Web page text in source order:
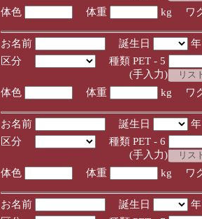
体色
体重 kg ワ
お名前 誕生日
区分
種類 PET - 5
(手入力)
体色
体重 kg ワ
お名前 誕生日
区分
種類 PET - 6
(手入力)
体色
体重 kg ワ
お名前 誕生日